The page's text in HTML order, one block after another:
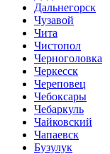
Дальнегорск
Чузавой
Чита
Чистопол
Черноголовка
Черкесск
Череповец
Чебоксары
Чебаркуль
Чайковский
Чапаевск
Бузулук